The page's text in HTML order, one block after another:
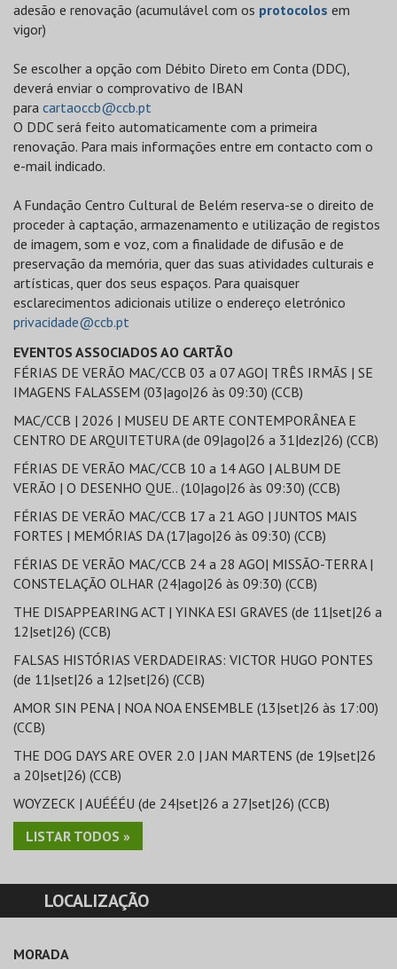
adesão e renovação (acumulável com os protocolos em
vigor)
Se escolher a opção com Débito Direto em Conta (DDC),
deverá enviar o comprovativo de IBAN
para cartaoccb@ccb.pt
O DDC será feito automaticamente com a primeira
renovação. Para mais informações entre em contacto com o
e-mail indicado.
A Fundação Centro Cultural de Belém reserva-se o direito de
proceder à captação, armazenamento e utilização de registos
de imagem, som e voz, com a finalidade de difusão e de
preservação da memória, quer das suas atividades culturais e
artísticas, quer dos seus espaços. Para quaisquer
esclarecimentos adicionais utilize o endereço eletrónico
privacidade@ccb.pt
EVENTOS ASSOCIADOS AO CARTÃO
FÉRIAS DE VERÃO MAC/CCB 03 a 07 AGO| TRÊS IRMÃS | SE
IMAGENS FALASSEM (03|ago|26 às 09:30) (CCB)
MAC/CCB | 2026 | MUSEU DE ARTE CONTEMPORÂNEA E
CENTRO DE ARQUITETURA (de 09|ago|26 a 31|dez|26) (CCB)
FÉRIAS DE VERÃO MAC/CCB 10 a 14 AGO | ALBUM DE
VERÃO | O DESENHO QUE.. (10|ago|26 às 09:30) (CCB)
FÉRIAS DE VERÃO MAC/CCB 17 a 21 AGO | JUNTOS MAIS
FORTES | MEMÓRIAS DA (17|ago|26 às 09:30) (CCB)
FÉRIAS DE VERÃO MAC/CCB 24 a 28 AGO| MISSÃO-TERRA |
CONSTELAÇÃO OLHAR (24|ago|26 às 09:30) (CCB)
THE DISAPPEARING ACT | YINKA ESI GRAVES (de 11|set|26 a
12|set|26) (CCB)
FALSAS HISTÓRIAS VERDADEIRAS: VICTOR HUGO PONTES
(de 11|set|26 a 12|set|26) (CCB)
AMOR SIN PENA | NOA NOA ENSEMBLE (13|set|26 às 17:00)
(CCB)
THE DOG DAYS ARE OVER 2.0 | JAN MARTENS (de 19|set|26
a 20|set|26) (CCB)
WOYZECK | AUÉÉÉU (de 24|set|26 a 27|set|26) (CCB)
LISTAR TODOS »
LOCALIZAÇÃO
MORADA